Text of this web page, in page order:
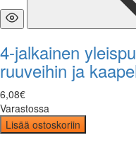
4-jalkainen
ruuveihin ja
6,08€
Varastossa
Lisää ostoskoriin